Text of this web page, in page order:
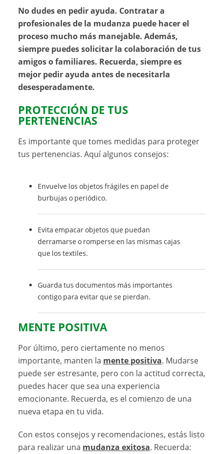
No dudes en pedir ayuda. Contratar a
profesionales de la mudanza puede hacer el
proceso mucho más manejable. Además,
siempre puedes solicitar la colaboración de tus
amigos o familiares. Recuerda, siempre es
mejor pedir ayuda antes de necesitarla
desesperadamente.
PROTECCIÓN DE TUS
PERTENENCIAS
Es importante que tomes medidas para proteger
tus pertenencias. Aquí algunos consejos:
Envuelve los objetos frágiles en papel de
burbujas o periódico.
Evita empacar objetos que puedan
derramarse o romperse en las mismas cajas
que los textiles.
Guarda tus documentos más importantes
contigo para evitar que se pierdan.
MENTE POSITIVA
Por último, pero ciertamente no menos
importante, manten la mente positiva. Mudarse
puede ser estresante, pero con la actitud correcta,
puedes hacer que sea una experiencia
emocionante. Recuerda, es el comienzo de una
nueva etapa en tu vida.
Con estos consejos y recomendaciones, estás listo
para realizar una mudanza exitosa. Recuerda: